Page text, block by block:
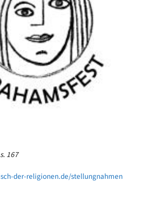
167
der-religionen.de/stellungnahmen